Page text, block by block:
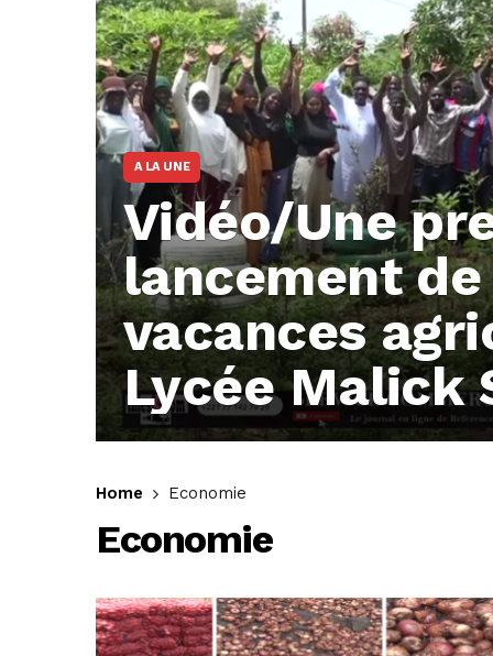
A LA UNE
Vidéo/Une
lancement de
vacances
Lycée Malick
Thiès
1,401
Home Economie
Economie